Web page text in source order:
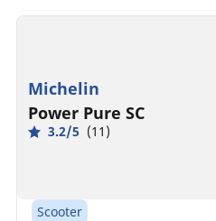
Michelin
Power Pure SC
3.2/5 (11)
Scooter